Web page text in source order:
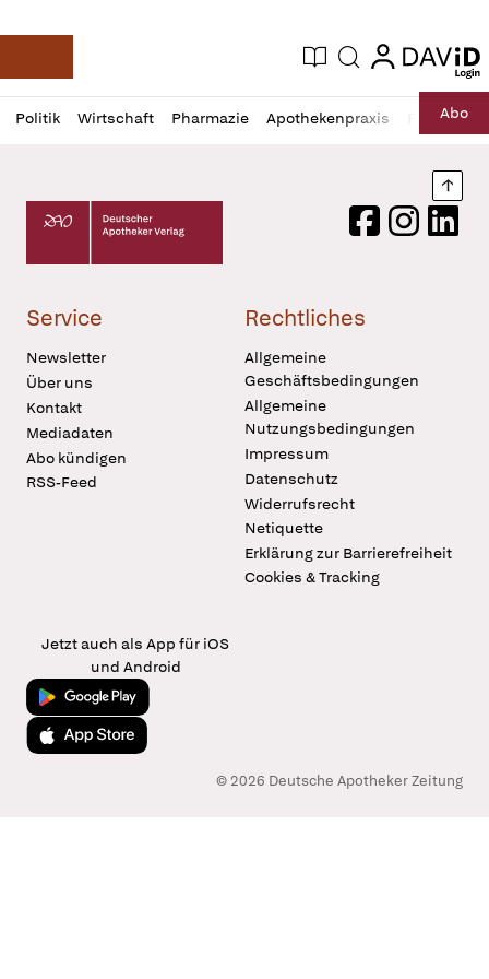
Deutsche Apotheker Zeitung
Aktuelle Ausgabe
Suche login
login
Politik Wirtschaft Pharmazie Apothekenpraxis RechtAbo
Profil
öffnen
Daz
Pur
Deutscher Apotheker Verlag Logo
FacebookInstagram
Service
Newsletter
Über uns
Kontakt
Mediadaten
Abo kündigen
RSS-Feed
Rechtliches
Allgemeine
Geschäftsbedingungen
Allgemeine
Nutzungsbedingungen
Impressum
Datenschutz
Widerrufsrecht
Netiquette
Erklärung zur Barrierefreiheit
Cookies & Tracking
Jetzt auch als App für iOS
und Android
Jetzt bei Google Play
Laden im App Store
© 2026 Deutsche Apotheker Zeitung